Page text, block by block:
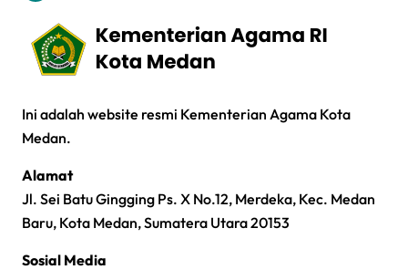
Ini adalah website resmi Kementerian Agama Kota
Medan.
Alamat
Jl. Sei Batu Gingging Ps. X No.12, Merdeka, Kec. Medan
Baru, Kota Medan, Sumatera Utara 20153
Sosial Media